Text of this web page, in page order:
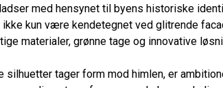
med hensynet til byens historiske
kun være kendetegnet ved glitrende
materialer, grønne tage og innovative
silhuetter tager form mod himlen, er